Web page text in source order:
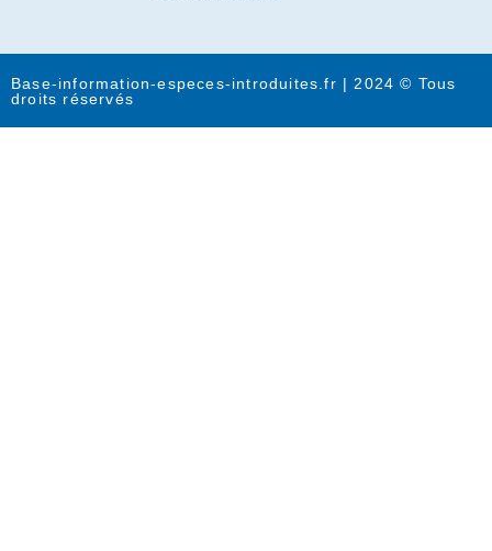
Base-information-especes-introduites.fr | 2024 © Tous
droits réservés